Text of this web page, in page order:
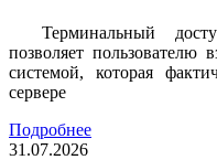
Терминальный
позволяет пользователю
системой, которая
сервере
Подробнее
31.07.2026